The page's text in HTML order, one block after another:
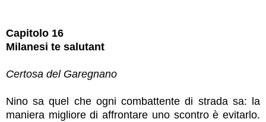
Capitolo 16
Milanesi te salutant
Certosa del Garegnano
Nino sa quel che ogni combattente di strada sa: la
maniera migliore di affrontare uno scontro è evitarlo.